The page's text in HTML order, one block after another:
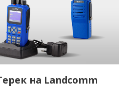
на Landcomm